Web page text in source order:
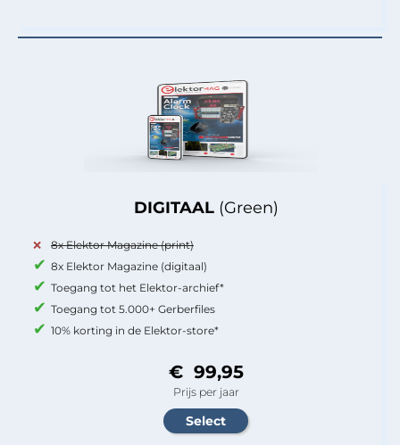
DIGITAAL (Green)
8x Elektor Magazine (print)
8x Elektor Magazine (digitaal)
Toegang tot het Elektor-archief*
Toegang tot 5.000+ Gerberfiles
10% korting in de Elektor-store*
€ 99,95
Prijs per jaar